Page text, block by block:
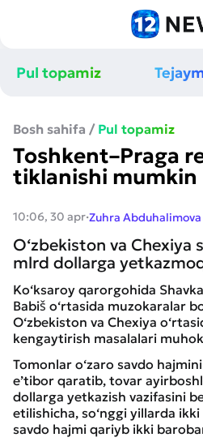
Pul topamiz
Bosh sahifa / Pul topamiz
Toshkent–Praga
tiklanishi mumkin
10:06, 30 apr·Zuhra Abduhalimova
O‘zbekiston va Chexiya
mlrd dollarga
Ko‘ksaroy qarorgohida
Babiš o‘rtasida muzokaralar
O‘zbekiston va Chexiya
kengaytirish masalalari
Tomonlar o‘zaro savdo
e’tibor qaratib, tovar
dollarga yetkazish vazifasini
etilishicha, so‘nggi yillarda
savdo hajmi qariyb ikki